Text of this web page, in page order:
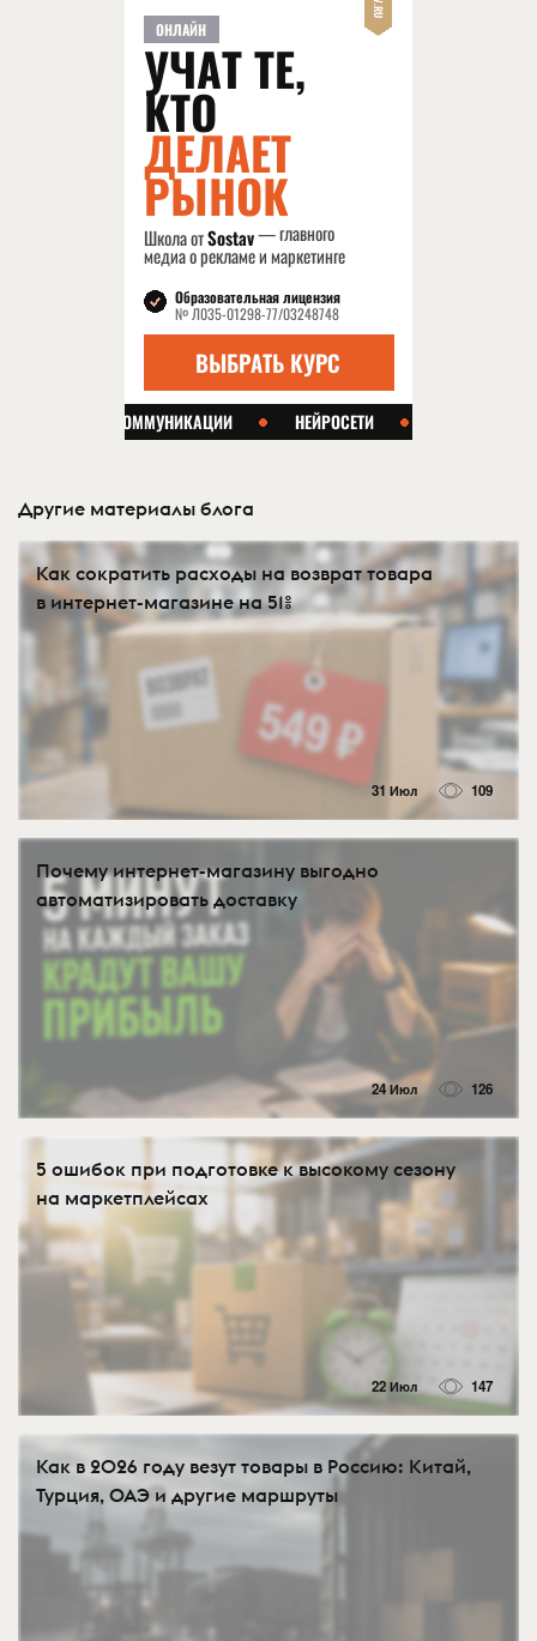
Другие материалы блога
Как сократить расходы на возврат товара
в интернет-магазине на 51%
31 Июл 109
Почему интернет-магазину выгодно
автоматизировать доставку
24 Июл 126
5 ошибок при подготовке к высокому сезону
на маркетплейсах
22 Июл 147
Как в 2026 году везут товары в Россию: Китай,
Турция, ОАЭ и другие маршруты